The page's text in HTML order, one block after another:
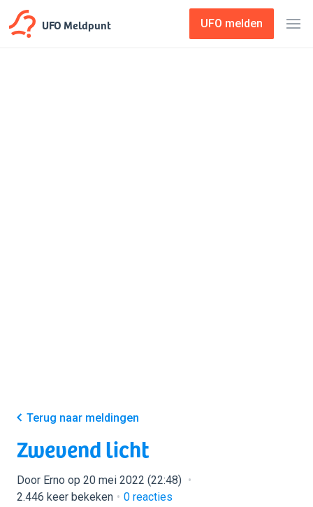
UFO Meldpunt UFO melden
Terug naar meldingen
Zwevend licht
Door Erno op 20 mei 2022 (22:48)
2.446 keer bekeken
0 reacties